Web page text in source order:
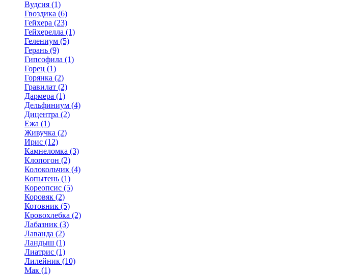
Вудсия (1)
Гвоздика (6)
Гейхера (23)
Гейхерелла (1)
Гелениум (5)
Герань (9)
Гипсофила (1)
Горец (1)
Горянка (2)
Гравилат (2)
Дармера (1)
Дельфиниум (4)
Дицентра (2)
Ежа (1)
Живучка (2)
Ирис (12)
Камнеломка (3)
Клопогон (2)
Колокольчик (4)
Копытень (1)
Кореопсис (5)
Коровяк (2)
Котовник (5)
Кровохлебка (2)
Лабазник (3)
Лаванда (2)
Ландыш (1)
Лиатрис (1)
Лилейник (10)
Мак (1)